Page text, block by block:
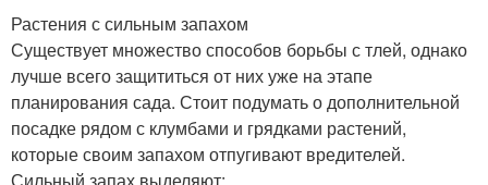
Растения с сильным запахом
Существует множество способов борьбы с тлей, однако
лучше всего защититься от них уже на этапе
планирования сада. Стоит подумать о дополнительной
посадке рядом с клумбами и грядками растений,
которые своим запахом отпугивают вредителей.